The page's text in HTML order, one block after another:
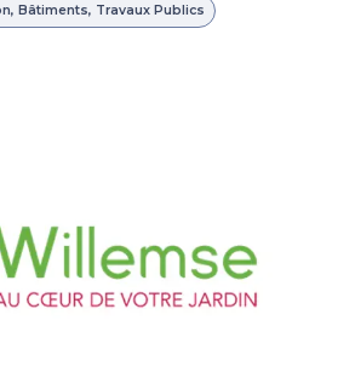
Bâtiments, Travaux Publics